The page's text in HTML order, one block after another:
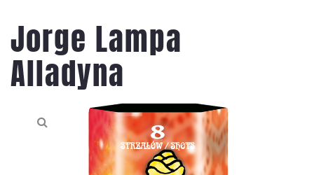
Jorge Lampa
Alladyna